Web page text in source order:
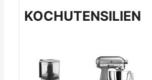
KOCHUTENSILIEN